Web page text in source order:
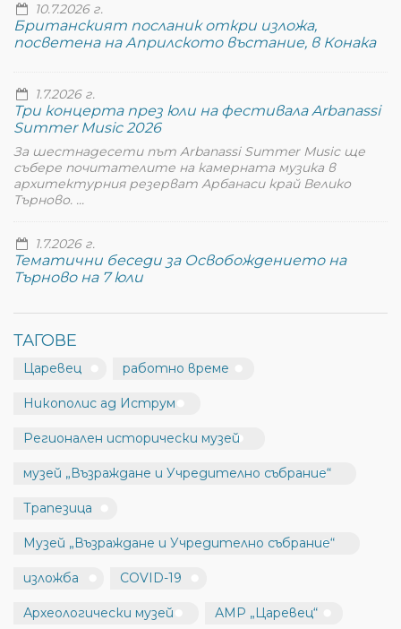
10.7.2026 г.
Британският посланик откри изложа,
посветена на Априлското въстание, в Конака
1.7.2026 г.
Три концерта през юли на фестивала Arbanassi
Summer Music 2026
За шестнадесети път Arbanassi Summer Music ще
събере почитателите на камерната музика в
архитектурния резерват Арбанаси край Велико
Търново. ...
1.7.2026 г.
Тематични беседи за Освобождението на
Търново на 7 юли
ТАГОВЕ
Царевец работно време
Никополис ад Иструм
Регионален исторически музей
музей „Възраждане и Учредително събрание“
Трапезица
Музей „Възраждане и Учредително събрание“
изложба COVID-19
Археологически музей АМР „Царевец“